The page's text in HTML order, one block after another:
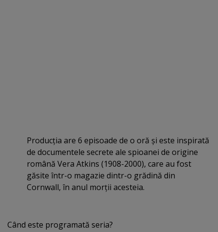
Producţia are 6 episoade de o oră şi este inspirată
de documentele secrete ale spioanei de origine
română Vera Atkins (1908-2000), care au fost
găsite într-o magazie dintr-o grădină din
Cornwall, în anul morţii acesteia.
Când este programată seria?